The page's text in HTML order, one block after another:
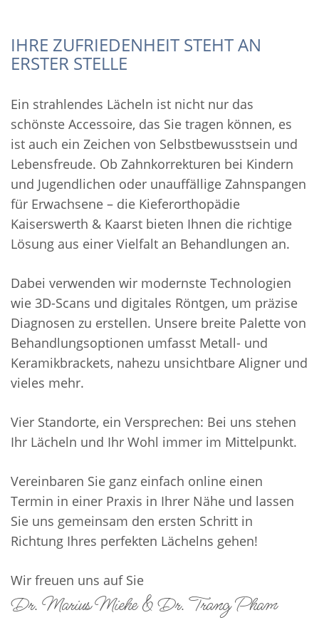
IHRE ZUFRIEDENHEIT STEHT AN
ERSTER STELLE
Ein strahlendes Lächeln ist nicht nur das
schönste Accessoire, das Sie tragen können, es
ist auch ein Zeichen von Selbstbewusstsein und
Lebensfreude. Ob Zahnkorrekturen bei Kindern
und Jugendlichen oder unauffällige Zahnspangen
für Erwachsene – die Kieferorthopädie
Kaiserswerth & Kaarst bieten Ihnen die richtige
Lösung aus einer Vielfalt an Behandlungen an.
Dabei verwenden wir modernste Technologien
wie 3D-Scans und digitales Röntgen, um präzise
Diagnosen zu erstellen. Unsere breite Palette von
Behandlungsoptionen umfasst Metall- und
Keramikbrackets, nahezu unsichtbare Aligner und
vieles mehr.
Vier Standorte, ein Versprechen: Bei uns stehen
Ihr Lächeln und Ihr Wohl immer im Mittelpunkt.
Vereinbaren Sie ganz einfach online einen
Termin in einer Praxis in Ihrer Nähe und lassen
Sie uns gemeinsam den ersten Schritt in
Richtung Ihres perfekten Lächelns gehen!
Wir freuen uns auf Sie
Dr. Marius Miehe & Dr. Trang Pham